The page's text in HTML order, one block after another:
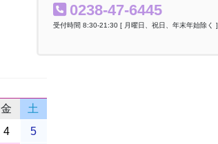
金
土
4 5
0238-47-6445
受付時間 8:30-21:30 [ 月曜日、祝日、年末年始除く ]